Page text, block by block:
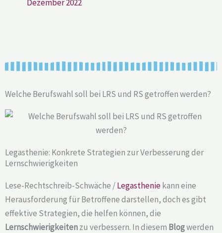
Dezember 2022
Welche Berufswahl soll bei LRS und RS getroffen werden?
Legasthenie: Konkrete Strategien zur Verbesserung der
Lernschwierigkeiten
Lese-Rechtschreib-Schwäche /Legastheniekann eine
Herausforderung für Betroffene darstellen, doch es gibt
effektive Strategien, die helfen können, die
Lernschwierigkeitenzu verbessern. In diesem Blogwerden